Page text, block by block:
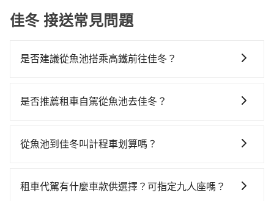
佳冬 接送常見問題
是否建議從魚池搭乘高鐵前往佳冬？
計程車前往高鐵站！從最早06:25一直到23:07，台中-左
元、車程約70分鐘。抵達高鐵站後，步行進站、現場購
價790元，再用10分鐘出站、等待車站前排班的計程
是否推薦租車自駕從魚池去佳冬？
時不需要閉目養神（因為要自己開車），最重要的是你
$115~205承租小轎車，每公里再額外加收$3.2，從魚池
從魚池到佳冬叫計程車划算嗎？
灣大車隊和Yoxi，如果在路邊攔不到車，也可考慮打電
租車代駕有什麼車款供選擇？可指定九人座嗎？